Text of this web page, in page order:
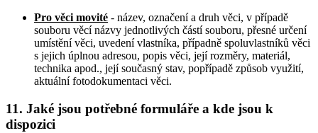
Pro věci movité - název, označení a druh věci, v případě
souboru věcí názvy jednotlivých částí souboru, přesné určení
umístění věci, uvedení vlastníka, případně spoluvlastníků věci
s jejich úplnou adresou, popis věci, její rozměry, materiál,
technika apod., její současný stav, popřípadě způsob využití,
aktuální fotodokumentaci věci.
11. Jaké jsou potřebné formuláře a kde jsou k
dispozici